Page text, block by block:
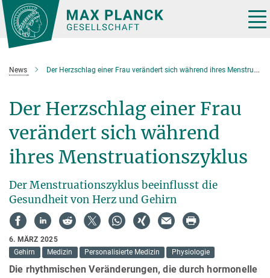
Hauptinhalt
News Der Herzschlag einer Frau verändert sich während ihres Menstruationszyklus
Der Herzschlag einer Frau
verändert sich während
ihres Menstruationszyklus
Der Menstruationszyklus beeinflusst die
Gesundheit von Herz und Gehirn
6. MÄRZ 2025
Gehirn
Medizin Personalisierte Medizin Physiologie
Die rhythmischen Veränderungen, die durch hormonelle